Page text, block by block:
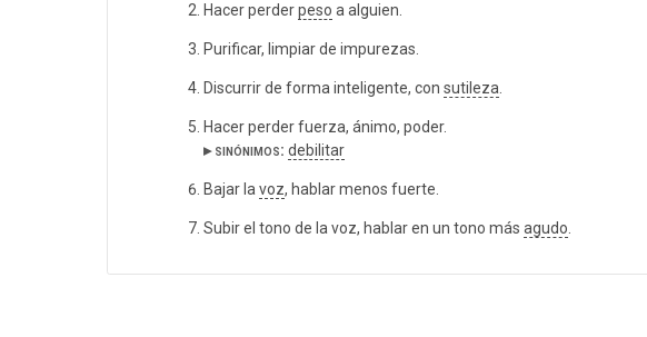
Hacer perderpeso a alguien.
Purificar, limpiar de impurezas.
Discurrir de forma inteligente, con sutileza.
Hacer perder fuerza, ánimo, poder.
▸ sinónimos: debilitar
Bajar lavoz, hablar menos fuerte.
Subir el tono de la voz, hablar en un tono más agudo.